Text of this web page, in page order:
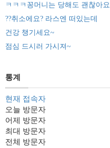
ㅋㅋㅋ꽁머니는 당해도 괜찮아요
??취소에요? 라스엔 떠있는데
건강 챙기세요~
점심 드시러 가시져~
통계
현재 접속자
오늘 방문자
어제 방문자
최대 방문자
전체 방문자